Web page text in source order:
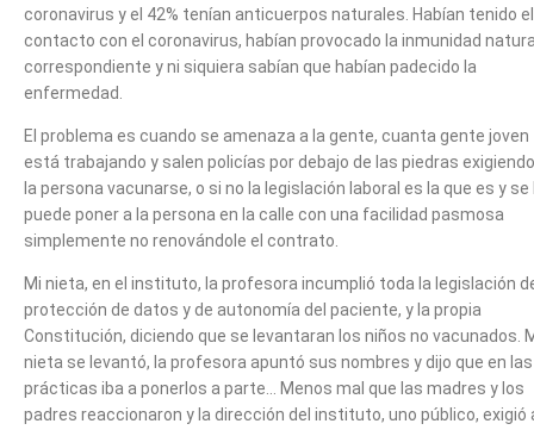
coronavirus y el 42% tenían anticuerpos naturales. Habían tenido el
contacto con el coronavirus, habían provocado la inmunidad
correspondiente y ni siquiera sabían que habían padecido la
enfermedad.
El problema es cuando se amenaza a la gente, cuanta gente joven
está trabajando y salen policías por debajo de las piedras
la persona vacunarse, o si no la legislación laboral es la que es y se
puede poner a la persona en la calle con una facilidad pasmosa
simplemente no renovándole el contrato.
Mi nieta, en el instituto, la profesora incumplió toda la legislación
protección de datos y de autonomía del paciente, y la propia
Constitución, diciendo que se levantaran los niños no vacunados.
nieta se levantó, la profesora apuntó sus nombres y dijo que en las
prácticas iba a ponerlos a parte… Menos mal que las madres y los
padres reaccionaron y la dirección del instituto, uno público, exigió